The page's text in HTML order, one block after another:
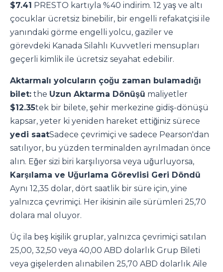
$7.41 PRESTO kartıyla %40 indirim. 12 yaş ve altı
çocuklar ücretsiz binebilir, bir engelli refakatçisi ile
yanındaki görme engelli yolcu, gaziler ve
görevdeki Kanada Silahlı Kuvvetleri mensupları
geçerli kimlik ile ücretsiz seyahat edebilir.
Aktarmalı yolcuların çoğu zaman bulamadığı
bilet: the Uzun Aktarma Dönüşü maliyetler
$12.35tek bir bilete, şehir merkezine gidiş-dönüşü
kapsar, yeter ki yeniden hareket ettiğiniz sürece
yedi saatSadece çevrimiçi ve sadece Pearson'dan
satılıyor, bu yüzden terminalden ayrılmadan önce
alın. Eğer sizi biri karşılıyorsa veya uğurluyorsa,
Karşılama ve Uğurlama Görevlisi Geri Döndü
Aynı 12,35 dolar, dört saatlik bir süre için, yine
yalnızca çevrimiçi. Her ikisinin aile sürümleri 25,70
dolara mal oluyor.
Üç ila beş kişilik gruplar, yalnızca çevrimiçi satılan
25,00, 32,50 veya 40,00 ABD dolarlık Grup Bileti
veya gişelerden alınabilen 25,70 ABD dolarlık Aile